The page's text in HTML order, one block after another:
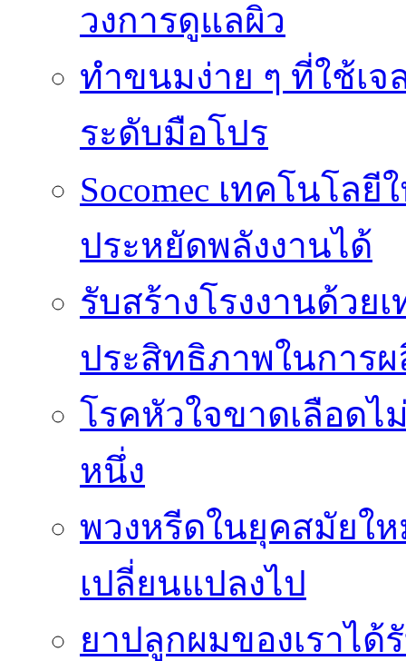
วงการดูแลผิว
ทำขนมง่าย ๆ ที่ใช้เ
ระดับมือโปร
Socomec เทคโนโล
ประหยัดพลังงานได้
รับสร้างโรงงานด้วย
ประสิทธิภาพในการ
โรคหัวใจขาดเลือด
หนึ่ง
พวงหรีดในยุคสมัยใ
เปลี่ยนแปลงไป
ยาปลูกผมของเราไ